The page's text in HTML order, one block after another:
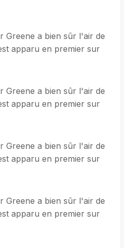
Greene a bien sûr l'air de
apparu en premier sur
Greene a bien sûr l'air de
apparu en premier sur
Greene a bien sûr l'air de
apparu en premier sur
Greene a bien sûr l'air de
apparu en premier sur